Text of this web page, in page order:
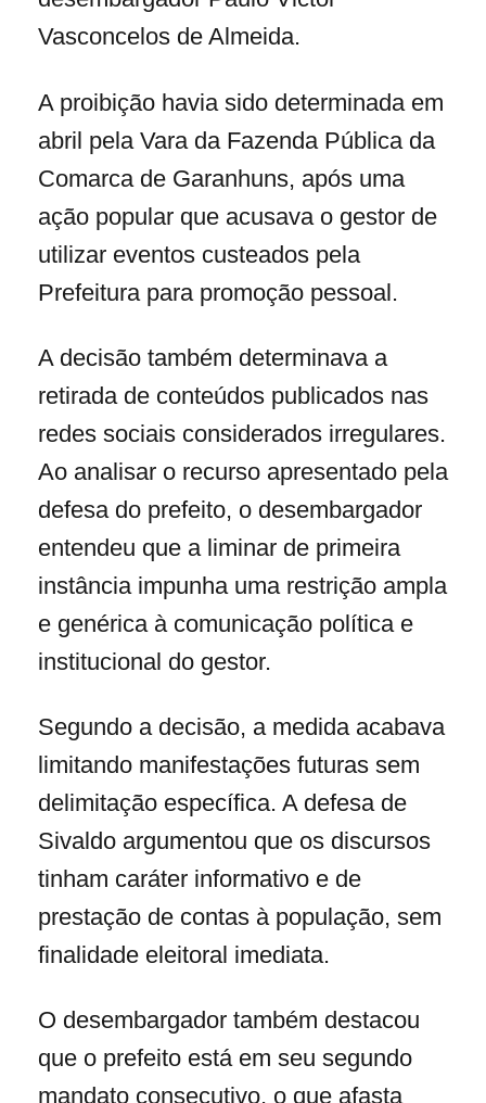
Vasconcelos de Almeida.
A proibição havia sido determinada em
abril pela Vara da Fazenda Pública da
Comarca de Garanhuns, após uma
ação popular que acusava o gestor de
utilizar eventos custeados pela
Prefeitura para promoção pessoal.
A decisão também determinava a
retirada de conteúdos publicados nas
redes sociais considerados irregulares.
Ao analisar o recurso apresentado pela
defesa do prefeito, o desembargador
entendeu que a liminar de primeira
instância impunha uma restrição ampla
e genérica à comunicação política e
institucional do gestor.
Segundo a decisão, a medida acabava
limitando manifestações futuras sem
delimitação específica. A defesa de
Sivaldo argumentou que os discursos
tinham caráter informativo e de
prestação de contas à população, sem
finalidade eleitoral imediata.
O desembargador também destacou
que o prefeito está em seu segundo
mandato consecutivo, o que afasta